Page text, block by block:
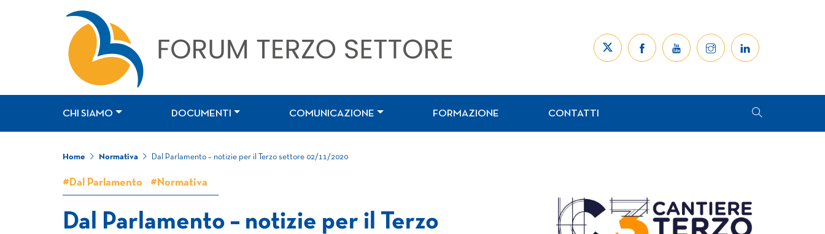
CHI SIAMO DOCUMENTI COMUNICAZIONE FORMAZIONE CONTATTI
Home Normativa Dal Parlamento – notizie per il Terzo settore 02/11/2020
#Dal Parlamento #Normativa
Dal Parlamento – notizie per il Terzo